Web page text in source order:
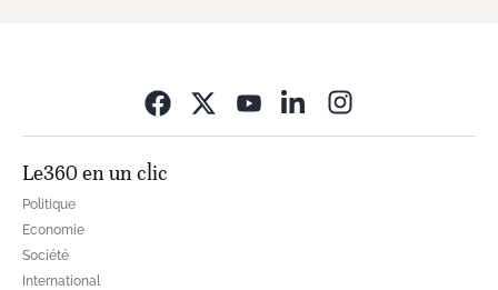
Le360 en un clic
Politique
Economie
Société
International